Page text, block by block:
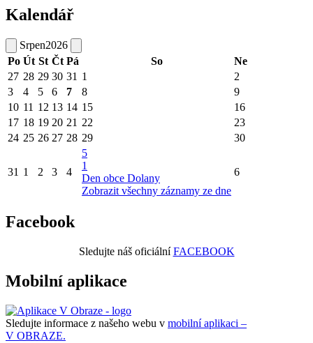
Kalendář
Srpen2026
Po Út St Čt Pá So
Ne
27 28 29 30 31 1
2
3
4 5 6 7 8
9
10 11 12 13 14 15
16
17 18 19 20 21 22
23
24 25 26 27 28 29 30
31 1 2 3 4
5
1
Den obce Dolany
Zobrazit všechny záznamy ze dne
6
Facebook
Sledujte náš oficiálníFACEBOOK
Mobilní aplikace
Sledujte informace z našeho webu v mobilní aplikaci –
V OBRAZE.